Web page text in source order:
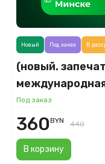
(новый.
Под заказ
В корзину
Новый Под заказ В
360BYN 440